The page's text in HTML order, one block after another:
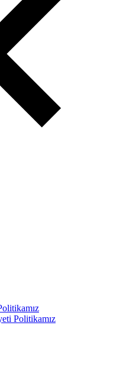
Politikamız